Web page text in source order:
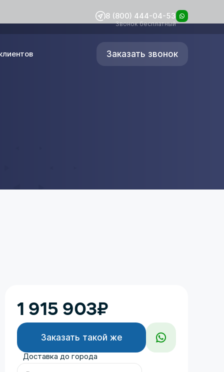
8 (800) 444-04-53
Звонок бесплатный
Заказать звонок
1 915 903₽
Заказать такой же
Доставка до города